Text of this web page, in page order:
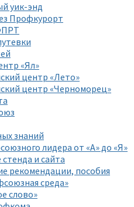
уик-энд
Профкурорт
«Ял»
центр «Лето»
центр «Черноморец»
знаний
лидера от «А» до «Я»
и сайта
рекомендации, пособия
среда»
слово»